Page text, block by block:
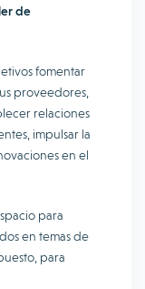
de
fomentar
proveedores,
relaciones
impulsar la
en el
para
en temas de
para